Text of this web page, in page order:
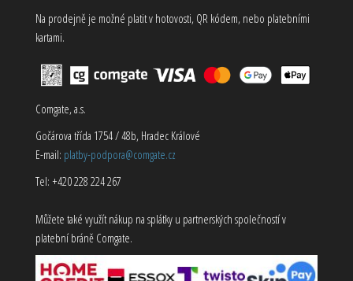
Na prodejně je možné platit v hotovosti, QR kódem, nebo platebními
kartami.
Comgate, a.s.
Gočárova třída 1754 / 48b, Hradec Králové
E-mail: platby-podpora@comgate.cz
Tel: +420 228 224 267
Můžete také využít nákup na splátky u partnerských společností v
platební bráně Comgate.